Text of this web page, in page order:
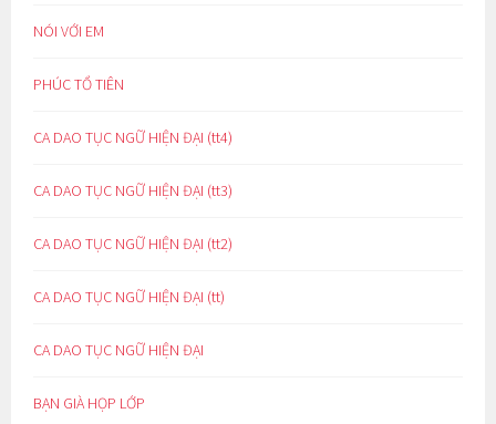
NÓI VỚI EM
PHÚC TỔ TIÊN
CA DAO TỤC NGỮ HIỆN ĐẠI (tt4)
CA DAO TỤC NGỮ HIỆN ĐẠI (tt3)
CA DAO TỤC NGỮ HIỆN ĐẠI (tt2)
CA DAO TỤC NGỮ HIỆN ĐẠI (tt)
CA DAO TỤC NGỮ HIỆN ĐẠI
BẠN GIÀ HỌP LỚP